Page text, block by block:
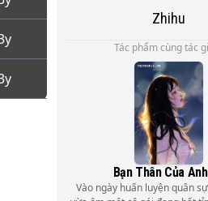
Zhihu
Tác phẩm cùng tác
Bạn Thân Của
Vào ngày huấn luyện quân